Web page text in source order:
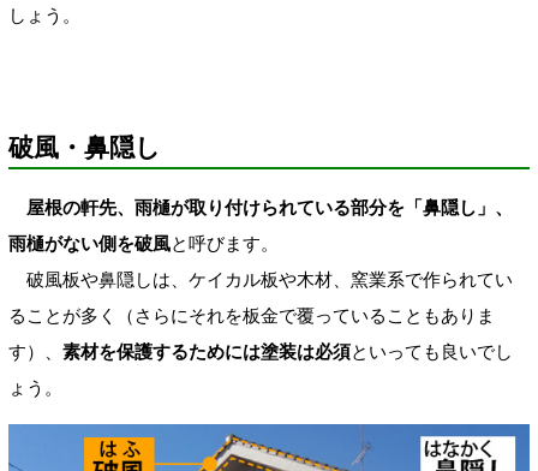
しょう。
破風・鼻隠し
屋根の軒先、雨樋が取り付けられている部分を「鼻隠し」、
雨樋がない側を破風と呼びます。
破風板や鼻隠しは、ケイカル板や木材、窯業系で作られてい
ることが多く（さらにそれを板金で覆っていることもありま
す）、 素材を保護するためには塗装は必須といっても良いでし
ょう。